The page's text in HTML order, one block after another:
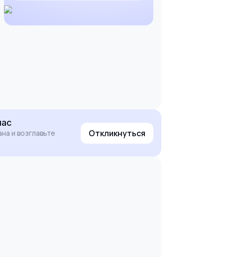
и возглавьте
Откликнуться